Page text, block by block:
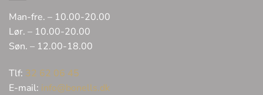
Man-fre. – 10.00-20.00
Lør. – 10.00-20.00
Søn. – 12.00-18.00
Tlf: 32 62 06 45
E-mail: info@bonells.dk